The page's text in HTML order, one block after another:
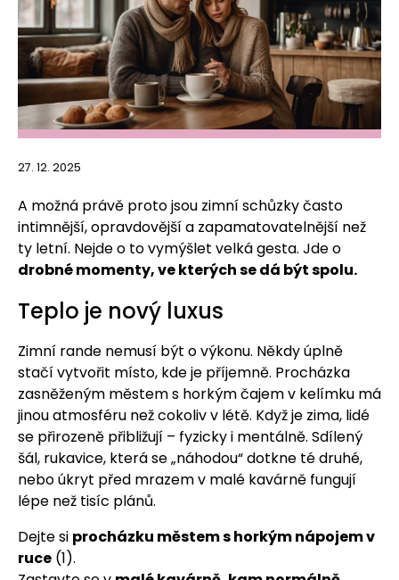
27. 12. 2025
A možná právě proto jsou zimní schůzky často
intimnější, opravdovější a zapamatovatelnější než
ty letní. Nejde o to vymýšlet velká gesta. Jde o
drobné momenty, ve kterých se dá být spolu.
Teplo je nový luxus
Zimní rande nemusí být o výkonu. Někdy úplně
stačí vytvořit místo, kde je příjemně. Procházka
zasněženým městem s horkým čajem v kelímku má
jinou atmosféru než cokoliv v létě. Když je zima, lidé
se přirozeně přibližují – fyzicky i mentálně. Sdílený
šál, rukavice, která se „náhodou“ dotkne té druhé,
nebo úkryt před mrazem v malé kavárně fungují
lépe než tisíc plánů.
Dejte si procházku městem s horkým nápojem v
ruce (1).